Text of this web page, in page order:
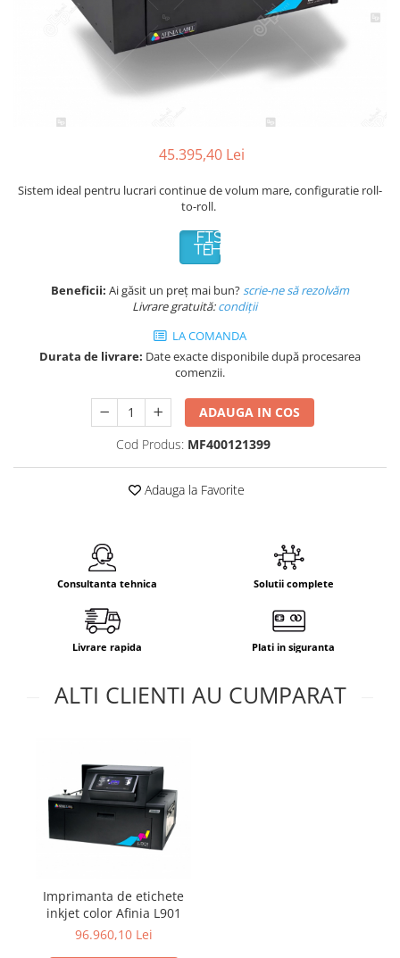
Plicuri de carton
Plicuri cu bule
Plicuri ecommerce
Pungi si sacose
Pungi coloane de aer
Tuburi de carton
45.395,40 Lei
Sistem ideal pentru lucrari continue de volum mare, configuratie roll-
to-roll.
FISA
TEHNICA
Beneficii: Ai găsit un preț mai bun?scrie-ne să rezolvăm
Livrare gratuită:condiții
LA COMANDA
Durata de livrare: Date exacte disponibile după procesarea
comenzii.
ADAUGA IN COS
Cod Produs: MF400121399
Adauga la Favorite
Consultanta tehnica Solutii complete
Livrare rapida Plati in siguranta
ALTI CLIENTI AU CUMPARAT
Imprimanta de etichete
inkjet color Afinia L901
96.960,10 Lei